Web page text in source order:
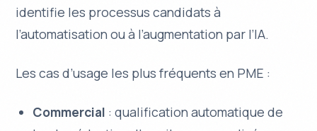
identifie les processus candidats à
l’automatisation ou à l’augmentation par l’IA.
Les cas d’usage les plus fréquents en PME :
Commercial : qualification automatique de